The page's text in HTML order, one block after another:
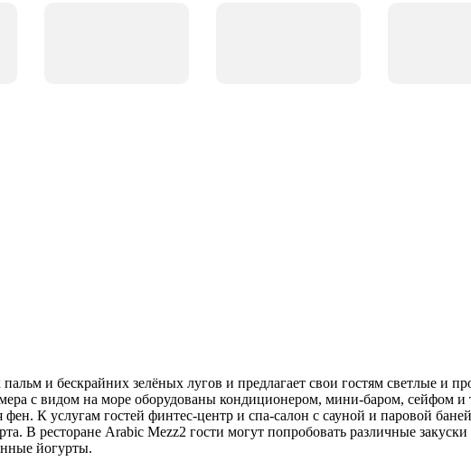
и бескрайних зелёных лугов и предлагает свои гостям светлые и
с видом на море оборудованы кондиционером, мини-баром, сейфом
К услугам гостей финтес-центр и спа-салон с сауной и паровой
В ресторане Arabic Mezz2 гости могут попробовать различные
йогурты.